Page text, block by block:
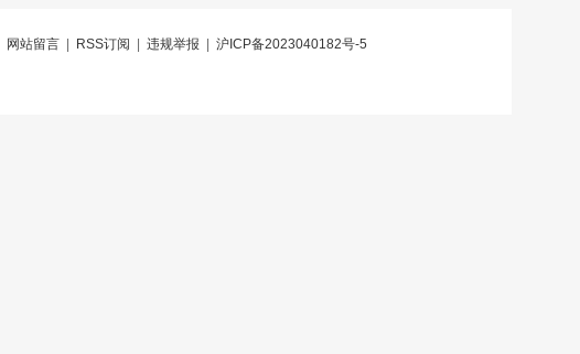
网站留言| RSS订阅 违规举报 沪ICP备2023040182号-5